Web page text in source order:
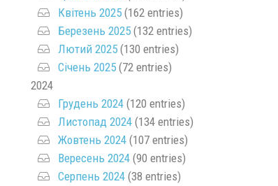
Квітень 2025(162 entries)
Березень 2025(132 entries)
Лютий 2025(130 entries)
Січень 2025(72 entries)
2024
Грудень 2024(120 entries)
Листопад 2024(134 entries)
Жовтень 2024(107 entries)
Вересень 2024(90 entries)
Серпень 2024(38 entries)